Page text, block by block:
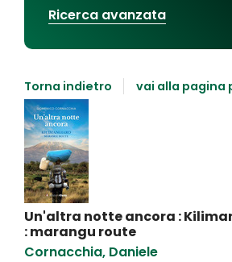
Ricerca avanzata
Torna indietro vai alla pagina
Dettaglio
del
documento
Un'altra notte ancora :
: marangu route
Cornacchia, Daniele